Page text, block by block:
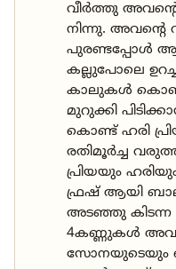
വീർത്തു
നിന്നു. അവന്റെ
പുരണ്ടപ്പോൾ
കല്ലുപോലെ
കാലുകൾ കൊണ്ട്
മുറുക്കി
കൊണ്ട് ഹരി
രതിമൂർച്ച
പ്രിയയും
ഫ്രഷ് ആയി
അടഞ്ഞു കിടന്ന
4കണ്ണുകൾ
സോനയുടെയും